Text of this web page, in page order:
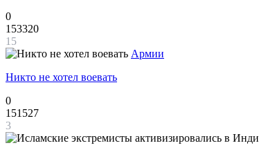
0
153320
15
Армии
Никто не хотел воевать
0
151527
3